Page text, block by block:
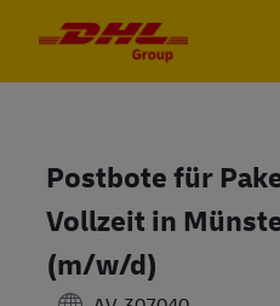
Postbote für
Vollzeit in
(m/w/d)